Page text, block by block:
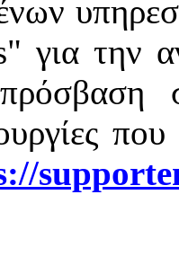
" για την
πρόσβαση
://